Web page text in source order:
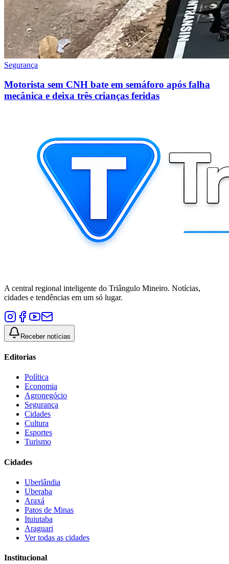
Segurança
Motorista sem CNH bate em semáforo após falha
mecânica e deixa três crianças feridas
A central regional inteligente do Triângulo Mineiro. Notícias,
cidades e tendências em um só lugar.
Receber notícias
Editorias
Política
Economia
Agronegócio
Segurança
Cidades
Cultura
Esportes
Turismo
Cidades
Uberlândia
Uberaba
Araxá
Patos de Minas
Ituiutaba
Araguari
Ver todas as cidades
Institucional